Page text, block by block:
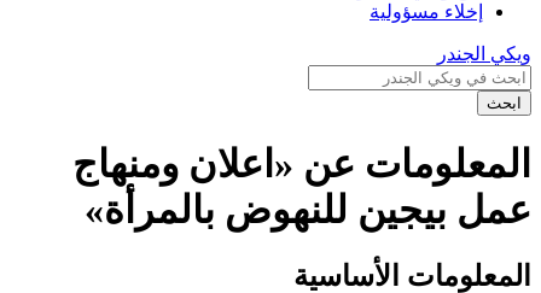
إخلاء مسؤولية
ويكي الجندر
ابحث
المعلومات عن «اعلان ومنهاج
عمل بيجين للنهوض بالمرأة»
المعلومات الأساسية